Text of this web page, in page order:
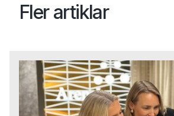
Fler artiklar